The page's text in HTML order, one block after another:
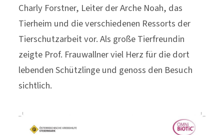
Charly Forstner, Leiter der Arche Noah, das
Tierheim und die verschiedenen Ressorts der
Tierschutzarbeit vor. Als große Tierfreundin
zeigte Prof. Frauwallner viel Herz für die dort
lebenden Schützlinge und genoss den Besuch
sichtlich.